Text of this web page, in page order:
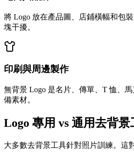
將 Logo 放在產品圖、店鋪橫幅和包
塊干擾。
印刷與周邊製作
無背景 Logo 是名片、傳單、T 恤、
備素材。
Logo 專用 vs 通用去背景
大多數去背景工具針對照片訓練。這